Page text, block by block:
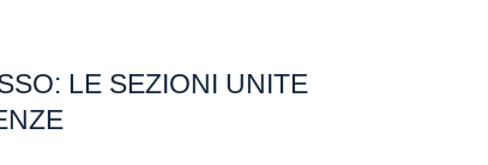
LE SEZIONI UNITE